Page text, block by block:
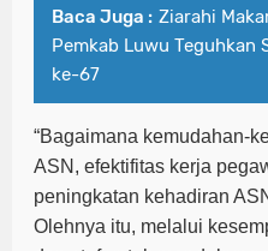
Baca Juga : Ziarahi
Pemkab Luwu Teguhkan
ke-67
“Bagaimana kemudahan-
ASN, efektifitas kerja
peningkatan kehadiran
Olehnya itu, melalui